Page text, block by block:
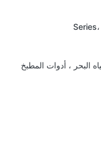
، أدوات المطبخ